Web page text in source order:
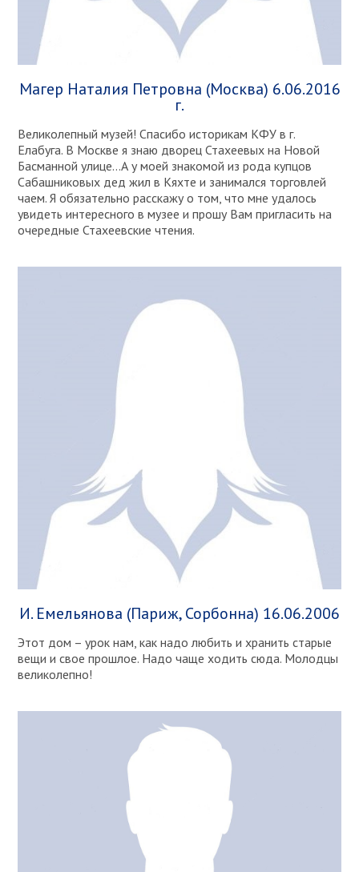
Магер Наталия Петровна (Москва) 6.06.2016
г.
Великолепный музей! Спасибо историкам КФУ в г.
Елабуга. В Москве я знаю дворец Стахеевых на Новой
Басманной улице…А у моей знакомой из рода купцов
Сабашниковых дед жил в Кяхте и занимался торговлей
чаем. Я обязательно расскажу о том, что мне удалось
увидеть интересного в музее и прошу Вам пригласить на
очередные Стахеевские чтения.
И. Емельянова (Париж, Сорбонна) 16.06.2006
Этот дом – урок нам, как надо любить и хранить старые
вещи и свое прошлое. Надо чаще ходить сюда. Молодцы
великолепно!